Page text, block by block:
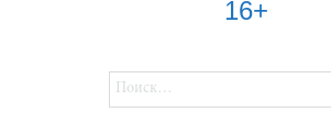
16+
Найти: